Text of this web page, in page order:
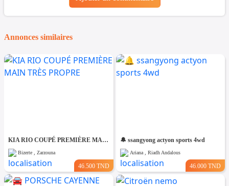
Annonces similaires
KIA RIO COUPÉ PREMIÈRE MAIN TRÈS PROPRE
Bizerte , Zarzouna
46.500 TND
🔔 ssangyong actyon sports 4wd
Ariana , Riadh Andalous
46.000 TND